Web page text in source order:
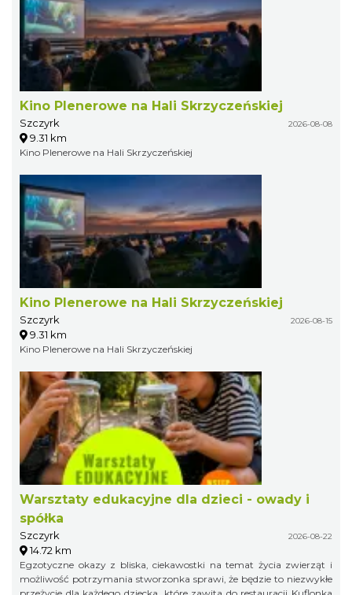
Kino Plenerowe na Hali Skrzyczeńskiej
Szczyrk 2026-08-08
9.31 km
Kino Plenerowe na Hali Skrzyczeńskiej
Kino Plenerowe na Hali Skrzyczeńskiej
Szczyrk 2026-08-15
9.31 km
Kino Plenerowe na Hali Skrzyczeńskiej
Warsztaty edukacyjne dla dzieci - owady i
spółka
Szczyrk 2026-08-22
14.72 km
Egzotyczne okazy z bliska, ciekawostki na temat życia zwierząt i
możliwość potrzymania stworzonka sprawi, że będzie to niezwykłe